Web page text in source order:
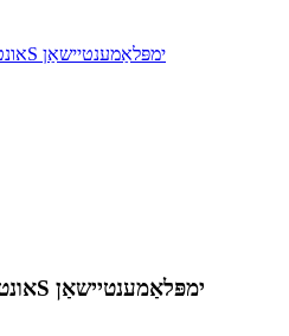
Chuanken Electric אונטער 6S ימפּלאַמענטיישאַן
Chuanken Electric אונטער 6S ימפּלאַמענטיישאַן